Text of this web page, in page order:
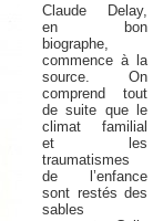
Claude Delay,
en bon
biographe,
commence à la
source. On
comprend tout
de suite que le
climat familial
et les
traumatismes
de l’enfance
sont restés des
sables